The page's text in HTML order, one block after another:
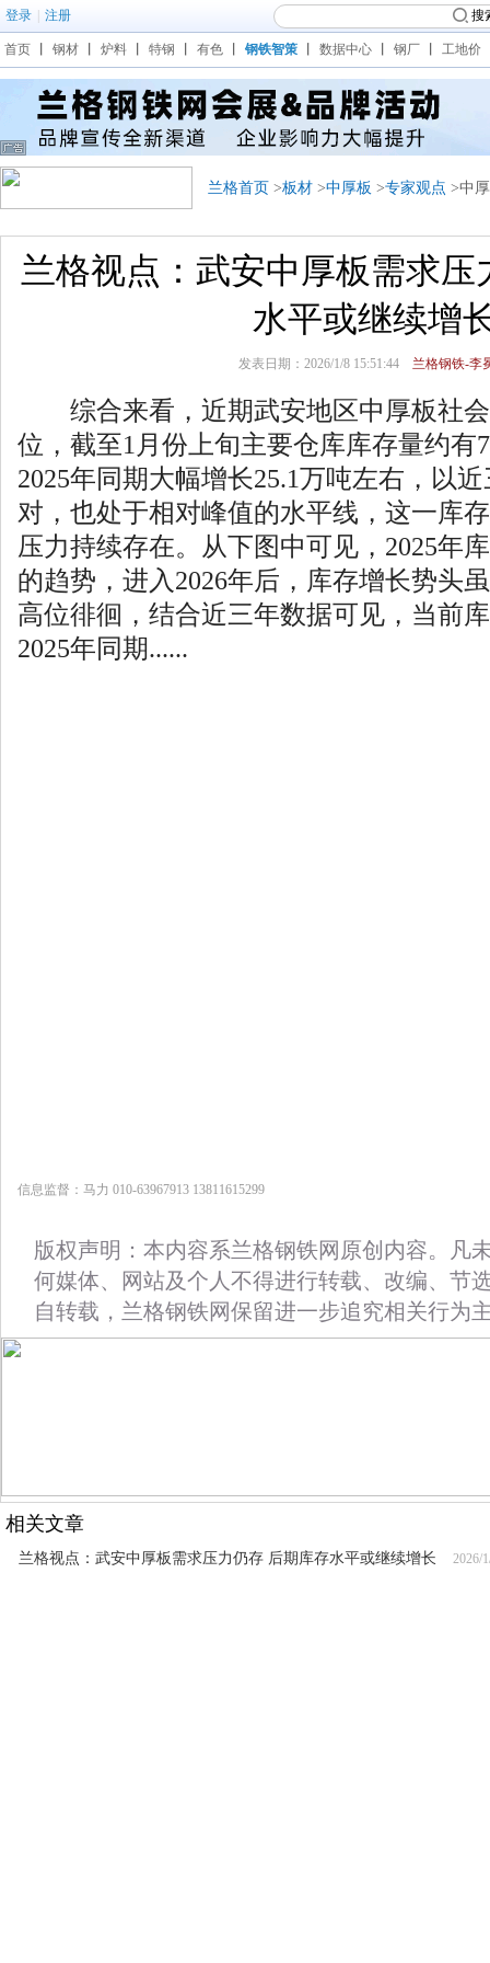
登录 注册 搜
首页 钢材 炉料 特钢 有色 钢铁智策 数据中心 钢厂 工地价
兰格首页 >板材 >中厚板 >专家观点 >中
兰格视点：武安中厚板需求压
水平或继续增
发表日期：2026/1/8 15:51:44兰格钢铁-李
综合来看，近期武安地区中厚板社会
位，截至1月份上旬主要仓库库存量约有
2025年同期大幅增长25.1万吨左右，以
对，也处于相对峰值的水平线，这一库
压力持续存在。从下图中可见，2025年
的趋势，进入2026年后，库存增长势头
高位徘徊，结合近三年数据可见，当前
2025年同期......
信息监督：马力 010-63967913 13811615299
版权声明：本内容系兰格钢铁网原创内容。凡
何媒体、网站及个人不得进行转载、改编、节
自转载，兰格钢铁网保留进一步追究相关行为
相关文章
兰格视点：武安中厚板需求压力仍存 后期库存水平或继续增长 2026/